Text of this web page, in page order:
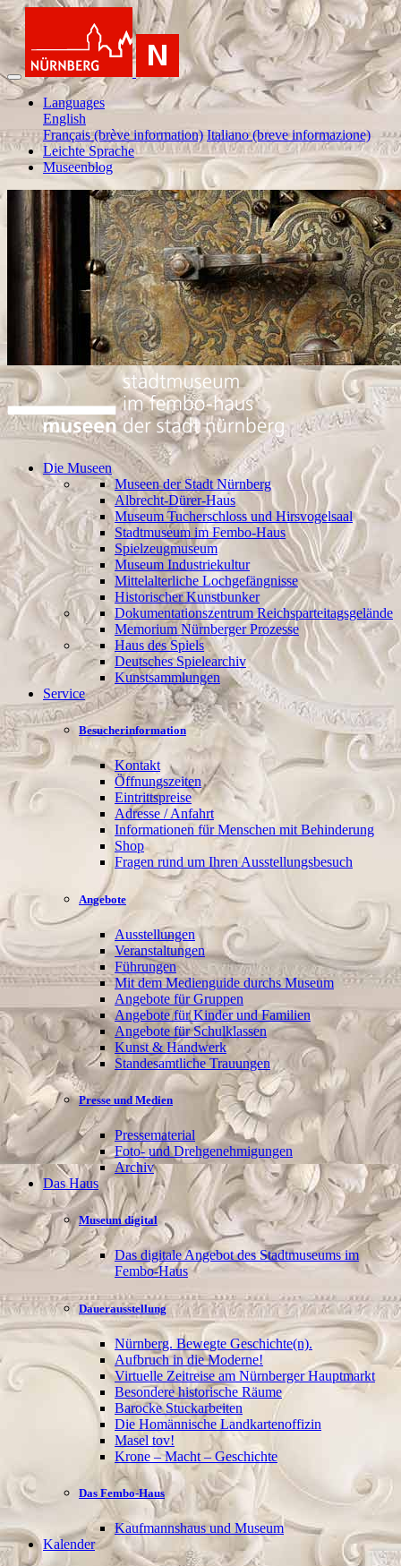
Languages
English
Français (brève information) Italiano (breve informazione)
Leichte Sprache
Museenblog
Die Museen
Museen der Stadt Nürnberg
Albrecht-Dürer-Haus
Museum Tucherschloss und Hirsvogelsaal
Stadtmuseum im Fembo-Haus
Spielzeugmuseum
Museum Industriekultur
Mittelalterliche Lochgefängnisse
Historischer Kunstbunker
Dokumentationszentrum Reichsparteitagsgelände
Memorium Nürnberger Prozesse
Haus des Spiels
Deutsches Spielearchiv
Kunstsammlungen
Service
Besucherinformation
Kontakt
Öffnungszeiten
Eintrittspreise
Adresse / Anfahrt
Informationen für Menschen mit Behinderung
Shop
Fragen rund um Ihren Ausstellungsbesuch
Angebote
Ausstellungen
Veranstaltungen
Führungen
Mit dem Medienguide durchs Museum
Angebote für Gruppen
Angebote für Kinder und Familien
Angebote für Schulklassen
Kunst & Handwerk
Standesamtliche Trauungen
Presse und Medien
Pressematerial
Foto- und Drehgenehmigungen
Archiv
Das Haus
Museum digital
Das digitale Angebot des Stadtmuseums im
Fembo-Haus
Dauerausstellung
Nürnberg. Bewegte Geschichte(n).
Aufbruch in die Moderne!
Virtuelle Zeitreise am Nürnberger Hauptmarkt
Besondere historische Räume
Barocke Stuckarbeiten
Die Homännische Landkartenoffizin
Masel tov!
Krone – Macht – Geschichte
Das Fembo-Haus
Kaufmannshaus und Museum
Kalender